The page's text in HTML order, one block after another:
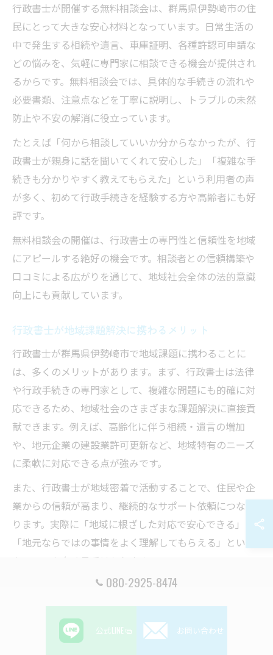
行政書士が開催する無料相談会は、群馬県伊勢崎市の住
民にとって大きな安心材料となっています。日常生活の
中で発生する相続や遺言、車庫証明、各種許認可申請な
どの悩みを、気軽に専門家に相談できる機会が提供され
るからです。無料相談会では、具体的な手続きの流れや
必要書類、注意点などを丁寧に説明し、トラブルの未然
防止や不安の解消に役立っています。
たとえば「何から相談していいか分からなかったが、行
政書士が親身に話を聞いてくれて安心した」「複雑な手
続きも分かりやすく教えてもらえた」という利用者の声
が多く、初めて行政手続きを経験する方や高齢者にも好
評です。
無料相談会の開催は、行政書士の専門性と信頼性を地域
にアピールする絶好の機会です。相談者との信頼構築や
口コミによる広がりを通じて、地域社会全体の法的意識
向上にも貢献しています。
行政書士が地域課題解決に携わるメリット
行政書士が群馬県伊勢崎市で地域課題に携わることに
は、多くのメリットがあります。まず、行政書士は法律
や行政手続きの専門家として、複雑な問題にも的確に対
応できるため、地域社会のさまざまな課題解決に直接貢
献できます。例えば、高齢化に伴う相続・遺言の増加
や、地元企業の建設業許可更新など、地域特有のニーズ
に柔軟に対応できる点が強みです。
また、行政書士が地域密着で活動することで、住民や企
業からの信頼が高まり、継続的なサポート依頼につなが
ります。実際に「地域に根ざした対応で安心できる」
「地元ならではの事情をよく理解してもらえる」といっ
た口コミも多く見受けられます。
地域課題に取り組むことで、行政書士自身の専門性や経
験値も向上します。新たな分野への挑戦やキャリアアッ
プの機会が広がるため、士業としてのやりがいや将来性
を実感できるのも大きなメリットです。
080-2925-8474
公式LINE お問い合わせ